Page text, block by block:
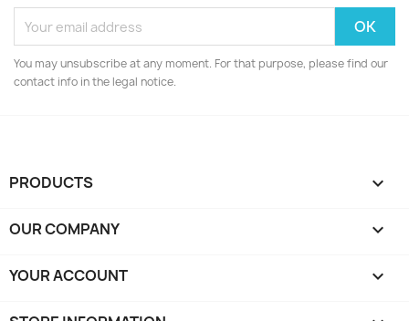
You may unsubscribe at any moment. For that purpose, please find our
contact info in the legal notice.
PRODUCTS 
OUR COMPANY 
YOUR ACCOUNT 